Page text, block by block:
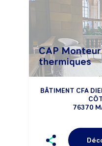
CAP
thermiques
BÂTIMENT CFA
76370